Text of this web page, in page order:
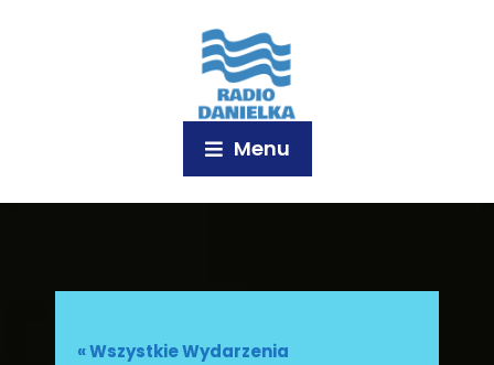
Menu
« Wszystkie Wydarzenia